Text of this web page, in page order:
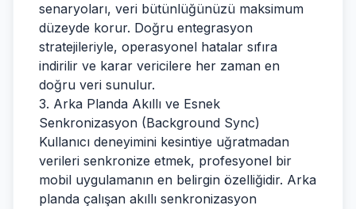
senaryoları, veri bütünlüğünüzü maksimum
düzeyde korur. Doğru entegrasyon
stratejileriyle, operasyonel hatalar sıfıra
indirilir ve karar vericilere her zaman en
doğru veri sunulur.
3. Arka Planda Akıllı ve Esnek
Senkronizasyon (Background Sync)
Kullanıcı deneyimini kesintiye uğratmadan
verileri senkronize etmek, profesyonel bir
mobil uygulamanın en belirgin özelliğidir. Arka
planda çalışan akıllı senkronizasyon